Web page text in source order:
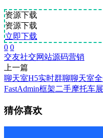
资源下载
资源下载
立即下载
0 0
交友社交网站源码营销
上一篇
聊天室H5实时群聊聊天室
FastAdmin框架二手摩托车
猜你喜欢